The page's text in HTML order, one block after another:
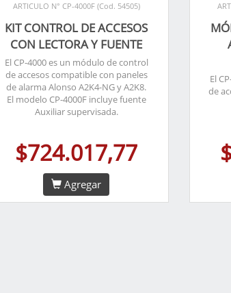
ARTICULO N° CP-4000F (Cod. 54505)
KIT CONTROL DE ACCESOS
CON LECTORA Y FUENTE
El CP-4000 es un módulo de control
de accesos compatible con paneles
de alarma Alonso A2K4-NG y A2K8.
El modelo CP-4000F incluye fuente
Auxiliar supervisada.
$724.017,77
Agregar
El
de